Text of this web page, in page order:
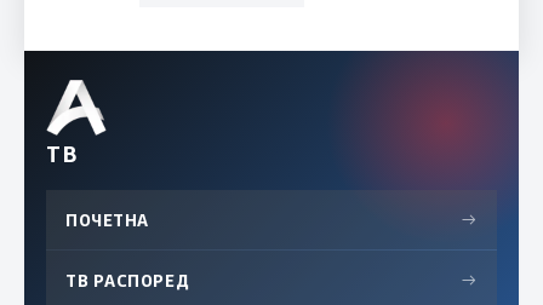
ТВ
ПОЧЕТНА →
ТВ РАСПОРЕД →